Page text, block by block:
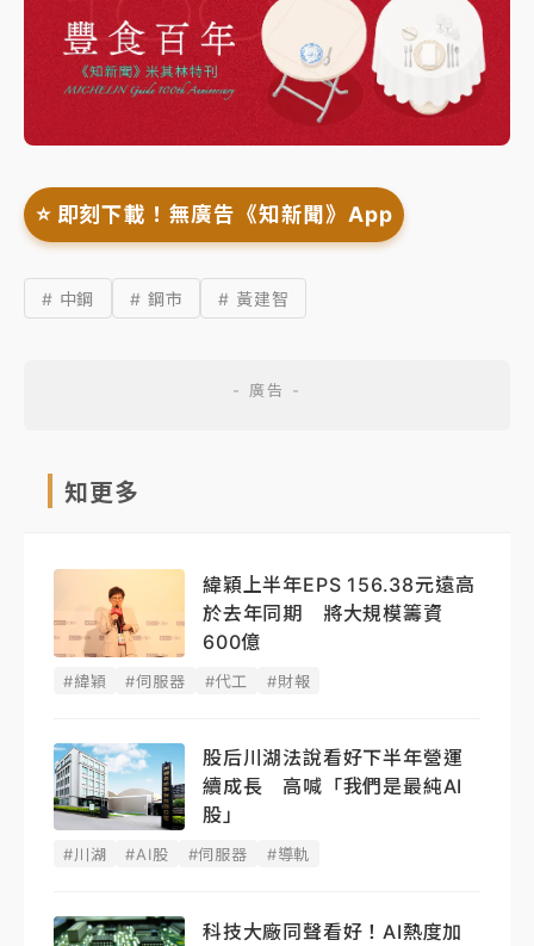
⭐️ 即刻下載！無廣告《知新聞》App
# 中鋼 # 鋼市 # 黃建智
知更多
緯穎上半年EPS 156.38元遠高
於去年同期 將大規模籌資
600億
#緯穎 #伺服器 #代工 #財報
股后川湖法說看好下半年營運
續成長 高喊「我們是最純AI
股」
#川湖 #AI股 #伺服器 #導軌
科技大廠同聲看好！AI熱度加